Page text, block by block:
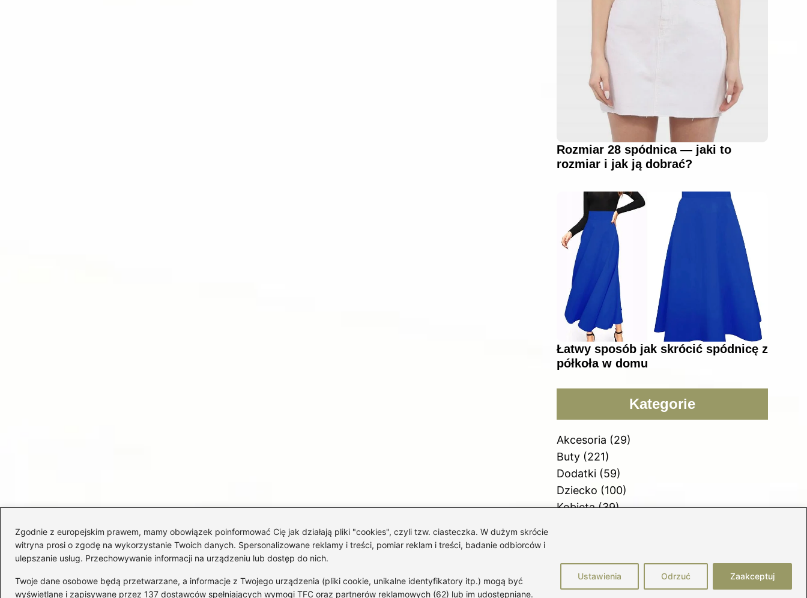
Zgodnie z europejskim prawem, mamy obowiązek poinformować Cię jak działają pliki "cookies", czyli tzw. ciasteczka. W dużym skrócie
witryna prosi o zgodę na wykorzystanie Twoich danych. Spersonalizowane reklamy i treści, pomiar reklam i treści, badanie odbiorców i
ulepszanie usług. Przechowywanie informacji na urządzeniu lub dostęp do nich.
Twoje dane osobowe będą przetwarzane, a informacje z Twojego urządzenia (pliki cookie, unikalne identyfikatory itp.) mogą być
wyświetlane i zapisywane przez 137 dostawców spełniających wymogi TFC oraz partnerów reklamowych (62) lub im udostępniane.
Ustawienia Odrzuć Zaakceptuj
Rozmiar 28 spódnica — jaki to
rozmiar i jak ją dobrać?
Łatwy sposób jak skrócić spódnicę z
półkoła w domu
Kategorie
Akcesoria (29)
Buty(221)
Dodatki(59)
Dziecko (100)
Kobieta(39)